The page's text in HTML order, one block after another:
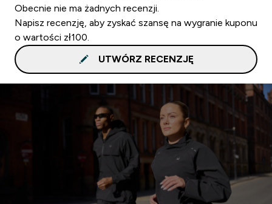
Obecnie nie ma żadnych recenzji.
Napisz recenzję, aby zyskać szansę na wygranie kuponu
o wartości zł100.
UTWÓRZ RECENZJĘ